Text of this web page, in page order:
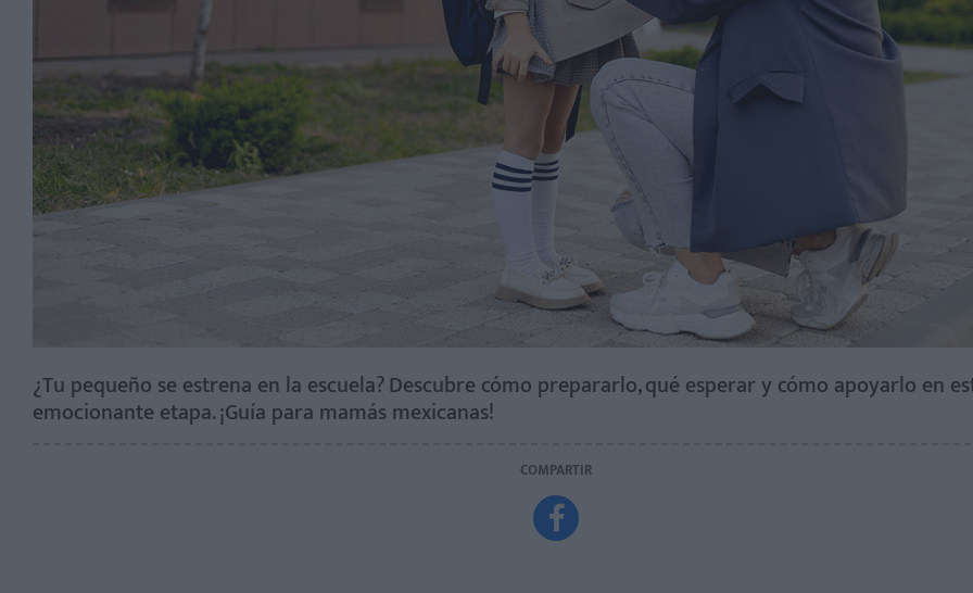
¿Tu pequeño se estrena en la escuela? Descubre cómo prepararlo, qué esperar y cómo apoyarlo en
emocionante etapa. ¡Guía para mamás mexicanas!
COMPARTIR
